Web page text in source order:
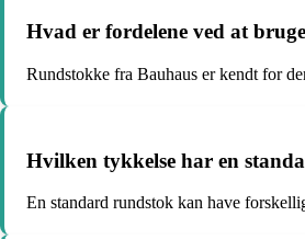
Hvad er fordelene ved at
Rundstokke fra Bauhaus er kendt for
Hvilken tykkelse har en
En standard rundstok kan have